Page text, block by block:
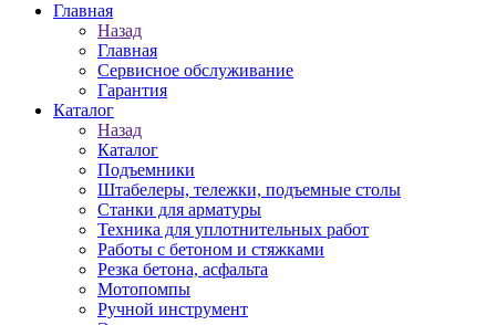
Главная
Назад
Главная
Сервисное обслуживание
Гарантия
Каталог
Назад
Каталог
Подъемники
Штабелеры, тележки, подъемные столы
Станки для арматуры
Техника для уплотнительных работ
Работы с бетоном и стяжками
Резка бетона, асфальта
Мотопомпы
Ручной инструмент